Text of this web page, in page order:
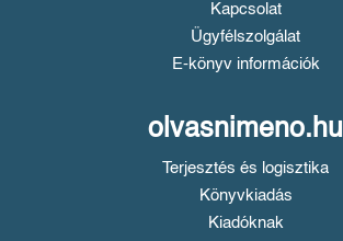
Kapcsolat
Ügyfélszolgálat
E-könyv információk
olvasnimeno.hu
Terjesztés és logisztika
Könyvkiadás
Kiadóknak